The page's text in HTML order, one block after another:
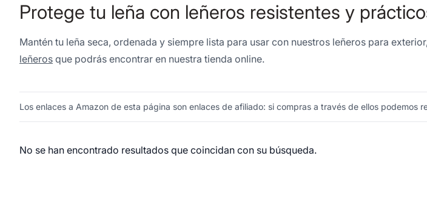
Protege tu leña con leñeros resistentes y
Mantén tu leña seca, ordenada y siempre lista para usar con nuestros leñeros para
leñeros que podrás encontrar en nuestra tienda online.
Los enlaces a Amazon de esta página son enlaces de afiliado: si compras a través de ellos podemos
No se han encontrado resultados que coincidan con su búsqueda.